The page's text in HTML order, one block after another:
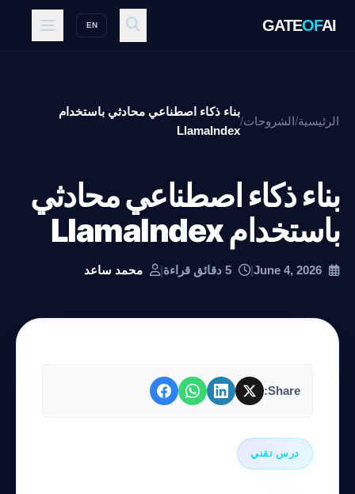
GATEOFAI
EN
الرئيسية/الشروحات/
بناء ذكاء اصطناعي محادثي باستخدام
LlamaIndex
بناء ذكاء اصطناعي محادثي
باستخدام LlamaIndex
|
| محمد ساعد
Share:
درس تقني